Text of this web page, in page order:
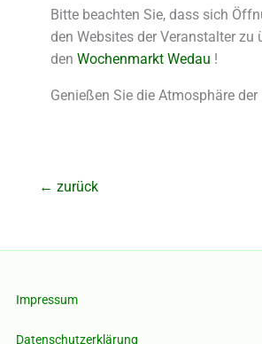
Bitte beachten Sie, dass sich
den Websites der Veranstalter
den Wochenmarkt Wedau !
Genießen Sie die Atmosphäre
← zurück
Impressum
Datenschutzerklärung